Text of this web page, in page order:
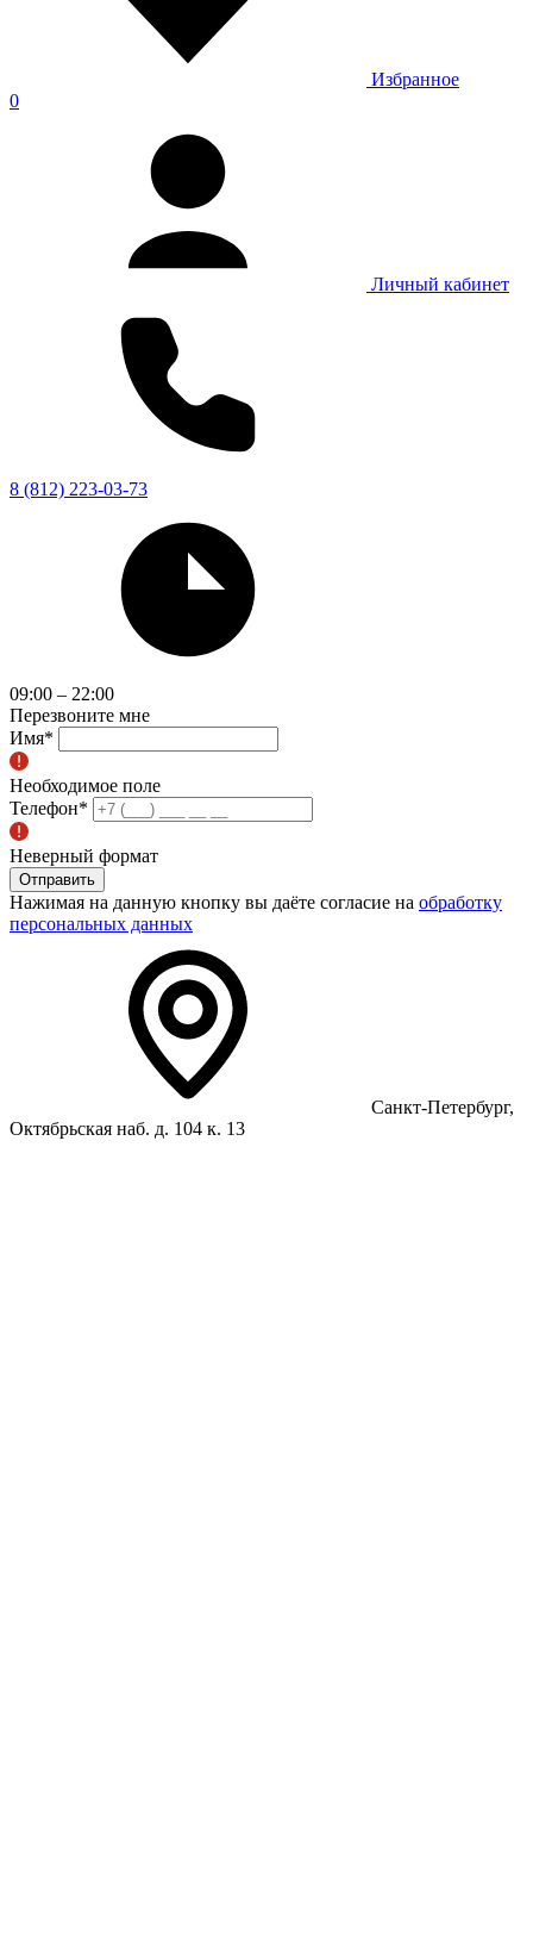
Избранное
0
Личный кабинет
8 (812) 223-03-73
09:00 – 22:00
Перезвоните мне
Имя*
Необходимое поле
Телефон*
Неверный формат
Отправить
Нажимая на данную кнопку вы даёте согласие на обработку
персональных данных
Санкт-Петербург,
Октябрьская наб. д. 104 к. 13